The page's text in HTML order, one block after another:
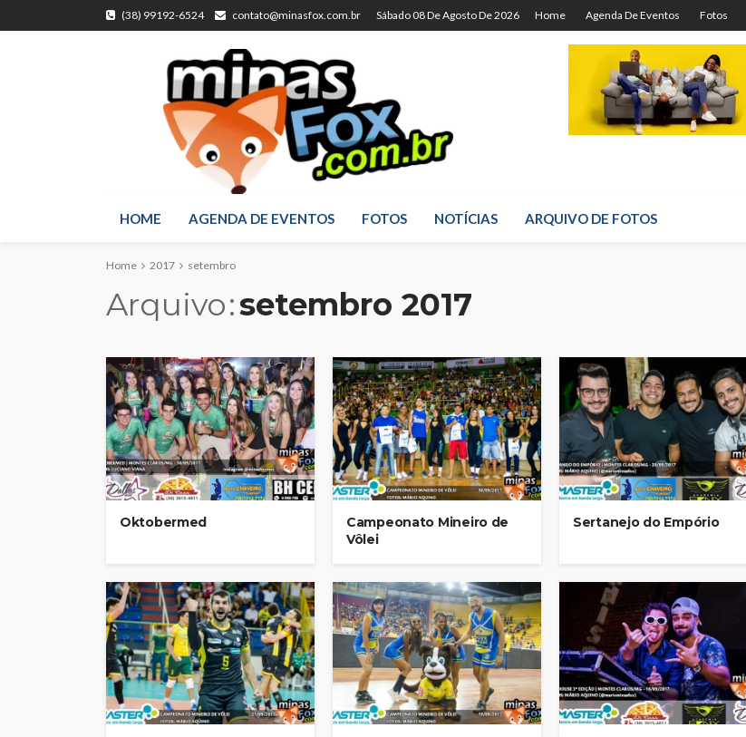
(38) 99192-6524 contato@minasfox.com.br Sábado 08 De Agosto De 2026 Home Agenda De Eventos Fotos
HOME AGENDA DE EVENTOS FOTOS NOTÍCIAS ARQUIVO DE FOTOS
Home 2017 setembro
Arquivo setembro 2017
Oktobermed
Campeonato Mineiro de
Vôlei
Sertanejo do Empório